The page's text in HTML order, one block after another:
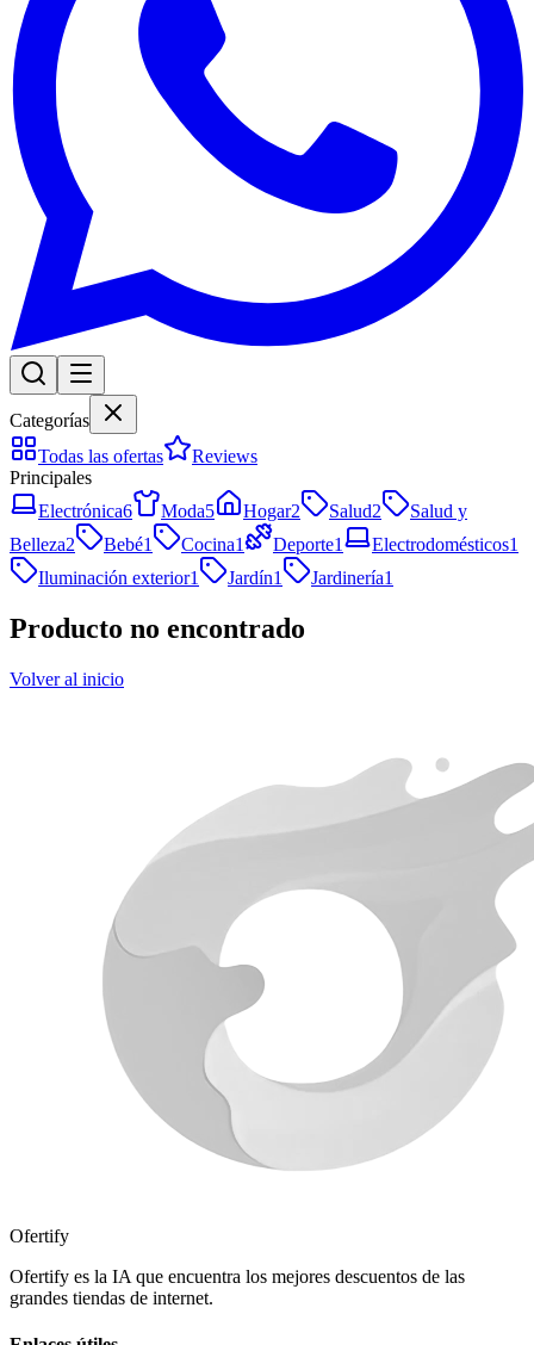
Categorías
Todas las ofertas
Reviews
Principales
Electrónica6 Moda5 Hogar2 Salud2
Salud y
Belleza2 Bebé1 Cocina1 Deporte1 Electrodomésticos1
Iluminación exterior1 Jardín1 Jardinería1
Producto no encontrado
Volver al inicio
Ofertify
Ofertify es la IA que encuentra los mejores descuentos de las
grandes tiendas de internet.